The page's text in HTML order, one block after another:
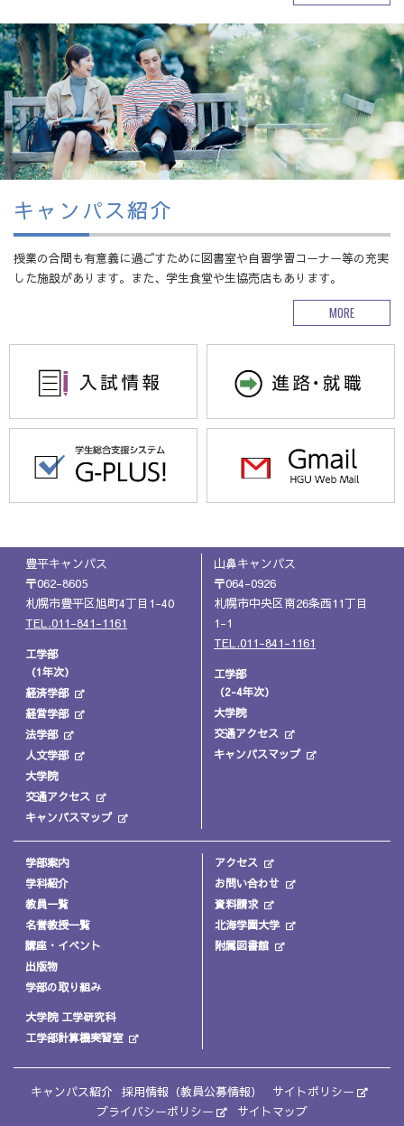
キャンパス紹介
授業の合間も有意義に過ごすために図書室や自習学習コーナー等の充実
した施設があります。また、学生食堂や生協売店もあります。
MORE
豊平キャンパス
〒062-8605
札幌市豊平区旭町4丁目1-40
TEL.011-841-1161
工学部
（1年次）
経済学部
経営学部
法学部
人文学部
大学院
交通アクセス
キャンパスマップ
山鼻キャンパス
〒064-0926
札幌市中央区南26条西11丁目
1-1
TEL.011-841-1161
工学部
（2-4年次）
大学院
交通アクセス
キャンパスマップ
学部案内
学科紹介
教員一覧
名誉教授一覧
講座・イベント
出版物
学部の取り組み
大学院 工学研究科
工学部計算機実習室
アクセス
お問い合わせ
資料請求
北海学園大学
附属図書館
キャンパス紹介 採用情報（教員公募情報）
サイトポリシー
プライバシーポリシー
サイトマップ